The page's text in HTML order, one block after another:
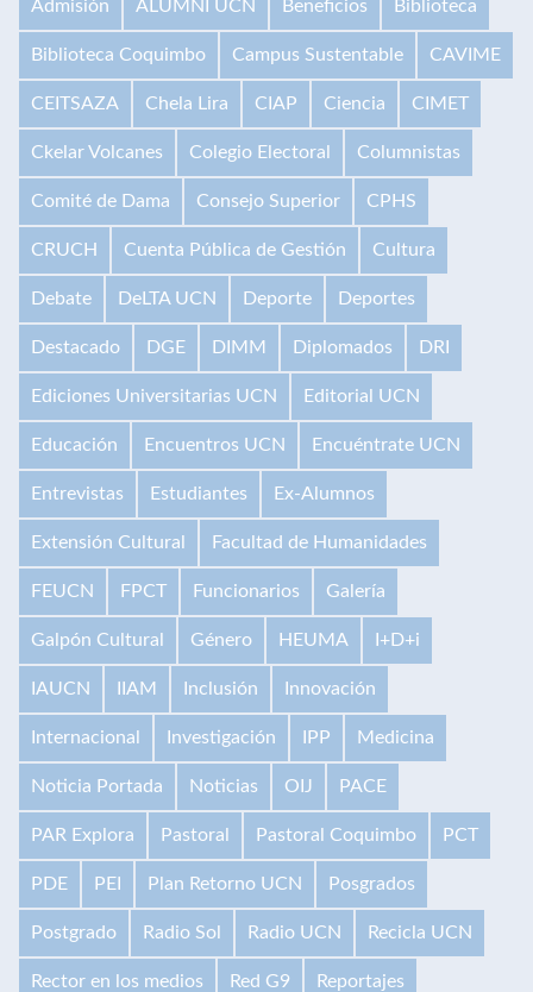
Admisión ALUMNI UCN Beneficios Biblioteca
Biblioteca Coquimbo Campus Sustentable CAVIME
CEITSAZA Chela Lira CIAP Ciencia CIMET
Ckelar Volcanes Colegio Electoral Columnistas
Comité de Dama Consejo Superior CPHS
CRUCH Cuenta Pública de Gestión Cultura
Debate DeLTA UCN Deporte Deportes
Destacado DGE DIMM Diplomados DRI
Ediciones Universitarias UCN Editorial UCN
Educación Encuentros UCN Encuéntrate UCN
Entrevistas Estudiantes Ex-Alumnos
Extensión Cultural Facultad de Humanidades
FEUCN FPCT Funcionarios Galería
Galpón Cultural Género HEUMA I+D+i
IAUCN IIAM Inclusión Innovación
Internacional Investigación IPP Medicina
Noticia Portada Noticias OIJ PACE
PAR Explora Pastoral Pastoral Coquimbo PCT
PDE PEI Plan Retorno UCN Posgrados
Postgrado Radio Sol Radio UCN Recicla UCN
Rector en los medios Red G9 Reportajes